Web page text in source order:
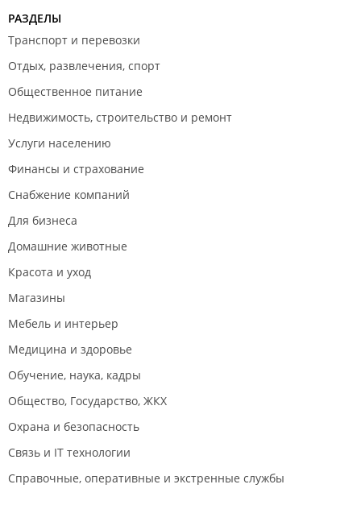
РАЗДЕЛЫ
Транспорт и перевозки
Отдых, развлечения, спорт
Общественное питание
Недвижимость, строительство и ремонт
Услуги населению
Финансы и страхование
Снабжение компаний
Для бизнеса
Домашние животные
Красота и уход
Магазины
Мебель и интерьер
Медицина и здоровье
Обучение, наука, кадры
Общество, Государство, ЖКХ
Охрана и безопасность
Связь и IT технологии
Справочные, оперативные и экстренные службы